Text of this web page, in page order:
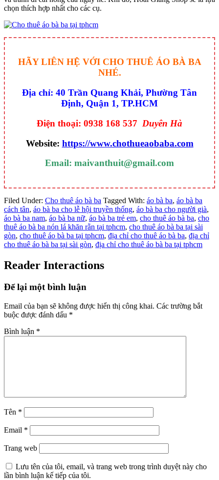
chọn thích hợp nhất cho các cụ.
HÃY LIÊN HỆ VỚI CHO THUÊ ÁO BÀ BA
NHÉ.
Địa chỉ: 40 Trần Quang Khải, Phường Tân
Định, Quận 1, TP.HCM
Điện thoại: 0938 168 537 Duyên Hà
Website: https://www.chothueaobaba.com
Email: maivanthuit@gmail.com
Filed Under: Cho thuê áo bà ba Tagged With: áo bà ba, áo bà ba
cách tân, áo bà ba cho lễ hội truyền thống, áo bà ba cho người già,
áo bà ba nam, áo bà ba nữ, áo bà ba trẻ em, cho thuê áo bà ba, cho
thuê áo bà ba nón lá khăn rằn tại tphcm, cho thuê áo bà ba tại sài
gòn, cho thuê áo bà ba tại tphcm, địa chỉ cho thuê áo bà ba, địa chỉ
cho thuê áo bà ba tại sài gòn, địa chỉ cho thuê áo bà ba tại tphcm
Reader Interactions
Để lại một bình luận
Email của bạn sẽ không được hiển thị công khai. Các trường bắt
buộc được đánh dấu *
Bình luận *
Tên *
Email *
Trang web
Lưu tên của tôi, email, và trang web trong trình duyệt này cho
lần bình luận kế tiếp của tôi.